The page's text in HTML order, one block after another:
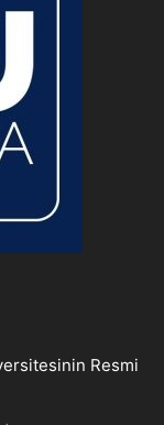
Resmi